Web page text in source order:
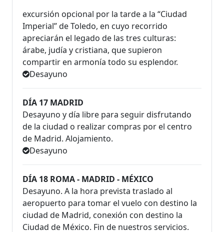
excursión opcional por la tarde a la “Ciudad
Imperial” de Toledo, en cuyo recorrido
apreciarán el legado de las tres culturas:
árabe, judía y cristiana, que supieron
compartir en armonía todo su esplendor.
Desayuno
DÍA 17 MADRID
Desayuno y día libre para seguir disfrutando
de la ciudad o realizar compras por el centro
de Madrid. Alojamiento.
Desayuno
DÍA 18 ROMA - MADRID - MÉXICO
Desayuno. A la hora prevista traslado al
aeropuerto para tomar el vuelo con destino la
ciudad de Madrid, conexión con destino la
Ciudad de México. Fin de nuestros servicios.